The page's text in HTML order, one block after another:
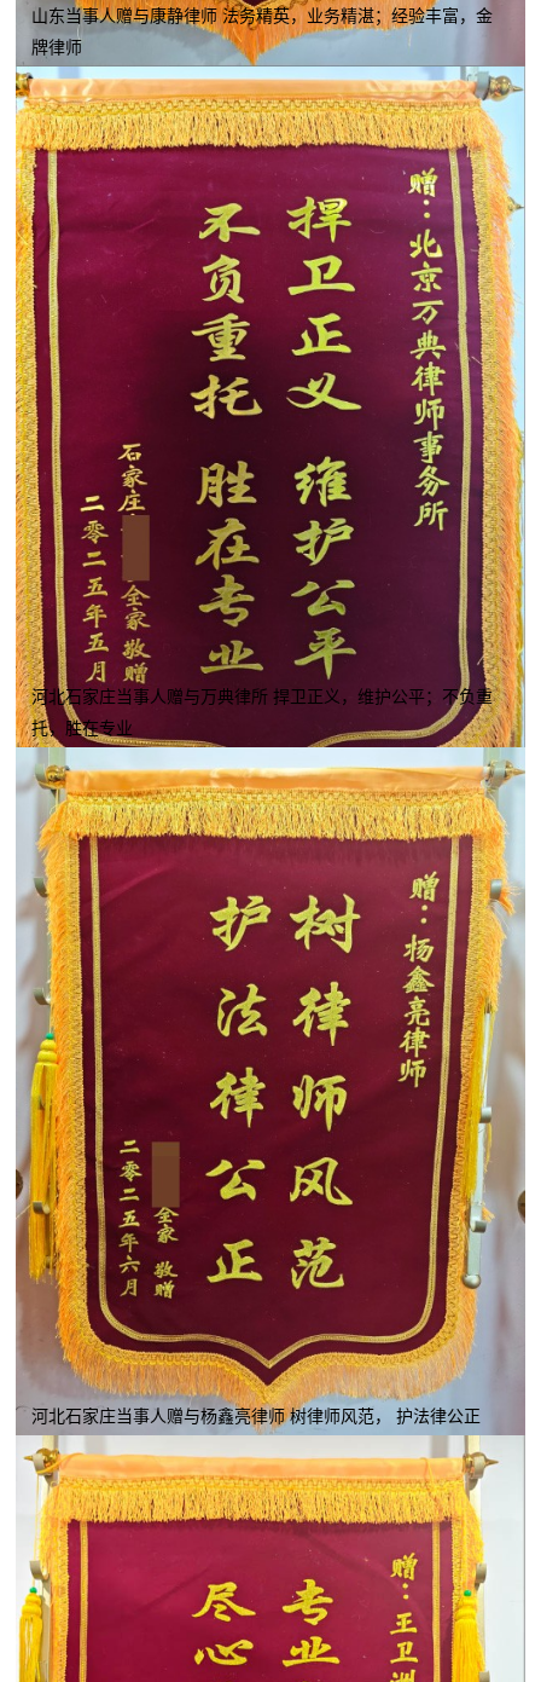
山东当事人赠与康静律师 法务精英，业务精湛；经验丰富，金
牌律师
河北石家庄当事人赠与万典律所 捍卫正义，维护公平；不负重
托，胜在专业
河北石家庄当事人赠与杨鑫亮律师 树律师风范， 护法律公正